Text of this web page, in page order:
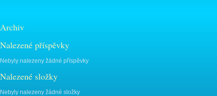
Archiv
Nalezené příspěvky
Nebyly nalezeny žádné příspěvky
Nalezené složky
Nebyly nalezeny žádné složky